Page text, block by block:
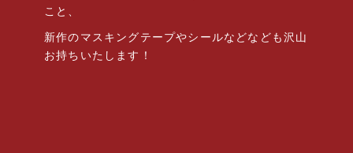
こと、
新作のマスキングテープやシールなどなども沢山
お持ちいたします！